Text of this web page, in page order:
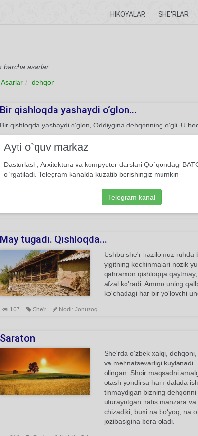
HIKOYALAR SHE'RLAR
barcha asarlar
Asarlar dehqon
Bir qishloqda yashaydi o‘glon...
Bir qishloqda yashaydi o‘glon, Oddiygina dehqonning o‘gli. U
Haqiqat
Yuraging siqilib borib shahardan, Sekin gapga solsang
May tugadi. Qishloqda...
Ushbu she'r hazilomuz ruhda
yigitning kechinmalari nozik
qahramon qishloqqa
afzal ko'radi. Ammo uning
ko'chadagi har bir yo'lovchi
167 She'r Nodir Jonuzoq
Saraton
She'rda o‘zbek xalqi,
va mehnatsevarligi
olingan. Shoir maqsadni
otash yondirsa ham dalada
tinmaydigan bizning dehqonni
ufurayotgan nafis manzara
chizadiki, buni na bo‘yoq, na
jozibasigina bera oladi.
Ayti o`quv markaz
Dasturlash, Arxitektura va kompyuter darslari Qo`qondagi
o`rgatiladi. Telegram kanalda kuzatib borishingiz mumkin
Telegram kanal